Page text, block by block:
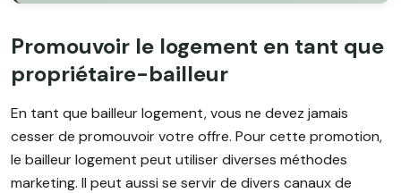
Promouvoir le logement en tant que
propriétaire-bailleur
En tant que bailleur logement, vous ne devez jamais
cesser de promouvoir votre offre. Pour cette promotion,
le bailleur logement peut utiliser diverses méthodes
marketing. Il peut aussi se servir de divers canaux de